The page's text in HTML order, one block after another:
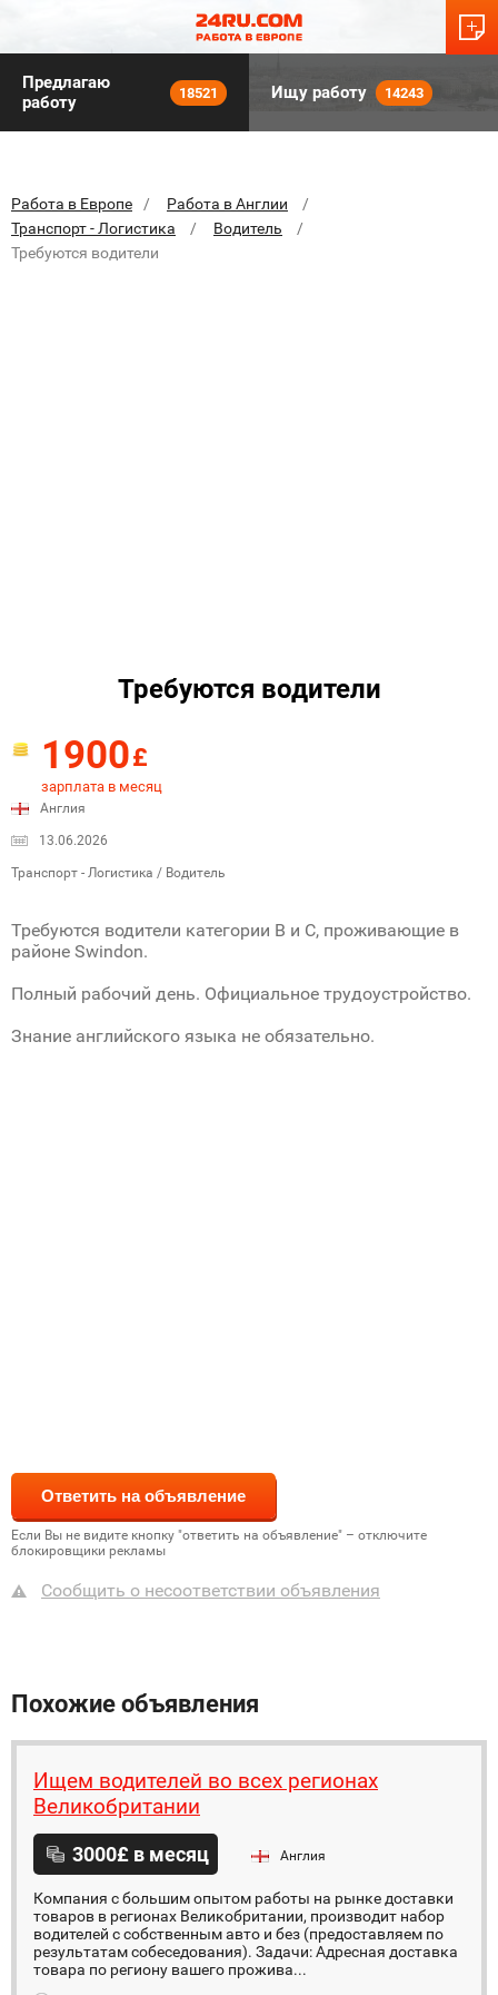
Предлагаю
работу
18521 Ищу работу 14243
Работа в Европе
Работа в Англии
Транспорт - Логистика
Водитель
Требуются водители
Требуются водители
1900£
зарплата в месяц
Англия
13.06.2026
Транспорт - Логистика / Водитель
Требуются водители категории В и C, проживающие в
районе Swindon.
Полный рабочий день. Официальное трудоустройство.
Знание английского языка не обязательно.
Если Вы не видите кнопку "ответить на объявление" – отключите
блокировщики рекламы
Сообщить о несоответствии объявления
Похожие объявления
Ищем водителей во всех регионах
Великобритании
3000£ в месяц Англия
Компания с большим опытом работы на рынке доставки
товаров в регионах Великобритании, производит набор
водителей с собственным авто и без (предоставляем по
результатам собеседования). Задачи: Адресная доставка
товара по региону вашего прожива...